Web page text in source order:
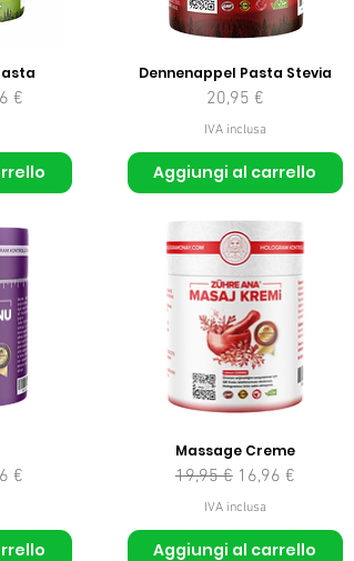
scontato
€
Dennenappel Pasta Stevia
Prezzo
20,95 €
IVA inclusa
Aggiungi al carrello
scontato
€
Massage Creme
Prezzo regolare
19,95 € Prezzo scontato
16,96 €
IVA inclusa
Aggiungi al carrello